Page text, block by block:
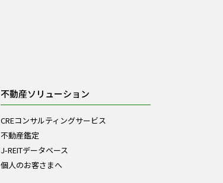
不動産ソリューション
CREコンサルティングサービス
不動産鑑定
J-REITデータベース
個人のお客さまへ